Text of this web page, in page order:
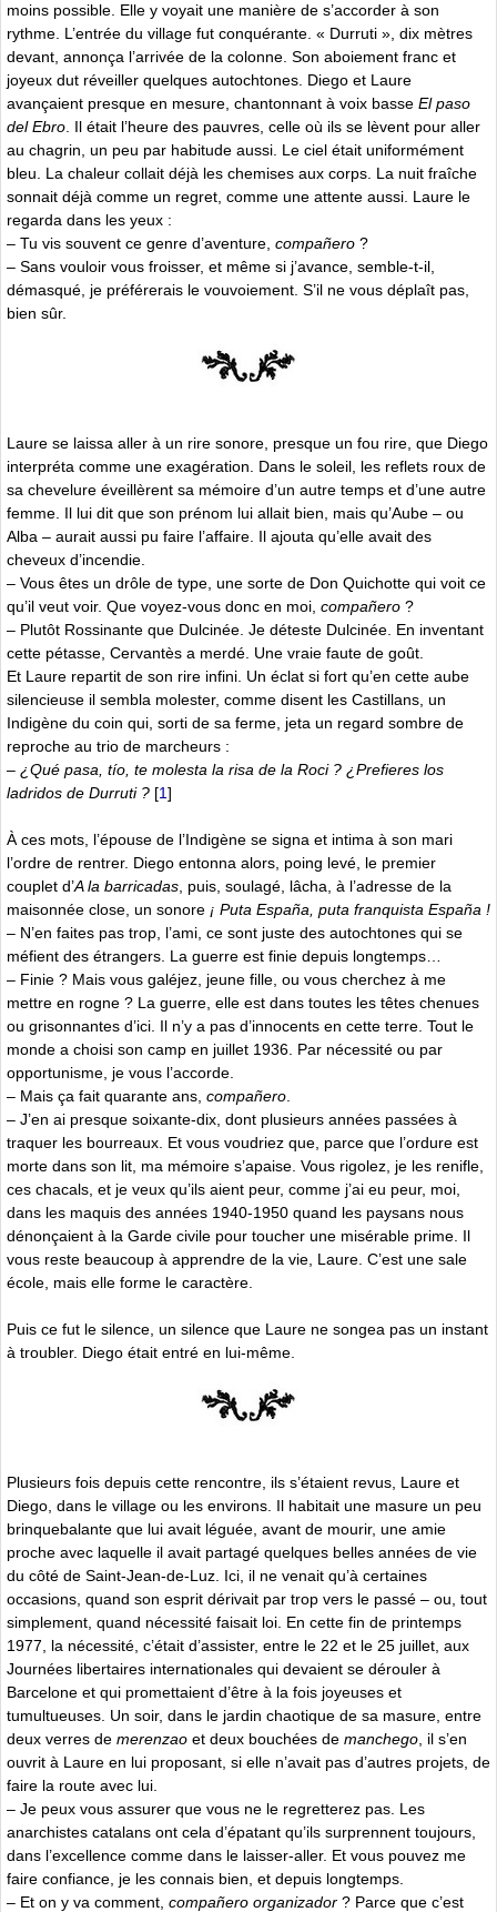
moins possible. Elle y voyait une manière de s’accorder à son
rythme. L’entrée du village fut conquérante. « Durruti », dix mètres
devant, annonça l’arrivée de la colonne. Son aboiement franc et
joyeux dut réveiller quelques autochtones. Diego et Laure
avançaient presque en mesure, chantonnant à voix basse El paso
del Ebro. Il était l’heure des pauvres, celle où ils se lèvent pour aller
au chagrin, un peu par habitude aussi. Le ciel était uniformément
bleu. La chaleur collait déjà les chemises aux corps. La nuit fraîche
sonnait déjà comme un regret, comme une attente aussi. Laure le
regarda dans les yeux :
– Tu vis souvent ce genre d’aventure, compañero ?
– Sans vouloir vous froisser, et même si j’avance, semble-t-il,
démasqué, je préférerais le vouvoiement. S’il ne vous déplaît pas,
bien sûr.
Laure se laissa aller à un rire sonore, presque un fou rire, que Diego
interpréta comme une exagération. Dans le soleil, les reflets roux de
sa chevelure éveillèrent sa mémoire d’un autre temps et d’une autre
femme. Il lui dit que son prénom lui allait bien, mais qu’Aube – ou
Alba – aurait aussi pu faire l’affaire. Il ajouta qu’elle avait des
cheveux d’incendie.
– Vous êtes un drôle de type, une sorte de Don Quichotte qui voit ce
qu’il veut voir. Que voyez-vous donc en moi, compañero ?
– Plutôt Rossinante que Dulcinée. Je déteste Dulcinée. En inventant
cette pétasse, Cervantès a merdé. Une vraie faute de goût.
Et Laure repartit de son rire infini. Un éclat si fort qu’en cette aube
silencieuse il sembla molester, comme disent les Castillans, un
Indigène du coin qui, sorti de sa ferme, jeta un regard sombre de
reproche au trio de marcheurs :
– ¿Qué pasa, tío, te molesta la risa de la Roci ? ¿Prefieres los
ladridos de Durruti ? [1]
À ces mots, l’épouse de l’Indigène se signa et intima à son mari
l’ordre de rentrer. Diego entonna alors, poing levé, le premier
couplet d’A la barricadas , puis, soulagé, lâcha, à l’adresse de la
maisonnée close, un sonore ¡ Puta España, puta franquista España !
– N’en faites pas trop, l’ami, ce sont juste des autochtones qui se
méfient des étrangers. La guerre est finie depuis longtemps…
– Finie ? Mais vous galéjez, jeune fille, ou vous cherchez à me
mettre en rogne ? La guerre, elle est dans toutes les têtes chenues
ou grisonnantes d’ici. Il n’y a pas d’innocents en cette terre. Tout le
monde a choisi son camp en juillet 1936. Par nécessité ou par
opportunisme, je vous l’accorde.
– Mais ça fait quarante ans, compañero
– J’en ai presque soixante-dix, dont plusieurs années passées à
traquer les bourreaux. Et vous voudriez que, parce que l’ordure est
morte dans son lit, ma mémoire s’apaise. Vous rigolez, je les renifle,
ces chacals, et je veux qu’ils aient peur, comme j’ai eu peur, moi,
dans les maquis des années 1940-1950 quand les paysans nous
dénonçaient à la Garde civile pour toucher une misérable prime. Il
vous reste beaucoup à apprendre de la vie, Laure. C’est une sale
école, mais elle forme le caractère.
Puis ce fut le silence, un silence que Laure ne songea pas un instant
à troubler. Diego était entré en lui-même.
Plusieurs fois depuis cette rencontre, ils s’étaient revus, Laure et
Diego, dans le village ou les environs. Il habitait une masure un peu
brinquebalante que lui avait léguée, avant de mourir, une amie
proche avec laquelle il avait partagé quelques belles années de vie
du côté de Saint-Jean-de-Luz. Ici, il ne venait qu’à certaines
occasions, quand son esprit dérivait par trop vers le passé – ou, tout
simplement, quand nécessité faisait loi. En cette fin de printemps
1977, la nécessité, c’était d’assister, entre le 22 et le 25 juillet, aux
Journées libertaires internationales qui devaient se dérouler à
Barcelone et qui promettaient d’être à la fois joyeuses et
tumultueuses. Un soir, dans le jardin chaotique de sa masure, entre
deux verres de merenzao et deux bouchées de manchego , il s’en
ouvrit à Laure en lui proposant, si elle n’avait pas d’autres projets, de
faire la route avec lui.
– Je peux vous assurer que vous ne le regretterez pas. Les
anarchistes catalans ont cela d’épatant qu’ils surprennent toujours,
dans l’excellence comme dans le laisser-aller. Et vous pouvez me
faire confiance, je les connais bien, et depuis longtemps.
– Et on y va comment, compañero organizador ? Parce que c’est